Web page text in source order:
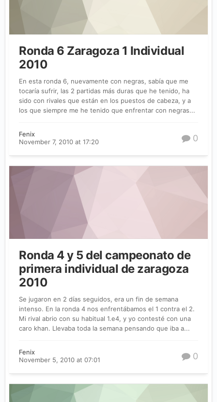
Ronda 6 Zaragoza 1 Individual
2010
En esta ronda 6, nuevamente con negras, sabía que me
tocaría sufrir, las 2 partidas más duras que he tenido, ha
sido con rivales que están en los puestos de cabeza, y a
los que siempre me he tenido que enfrentar con negras...
Fenix
November 7, 2010 at 17:20
0
Ronda 4 y 5 del campeonato de
primera individual de zaragoza
2010
Se jugaron en 2 días seguidos, era un fin de semana
intenso. En la ronda 4 nos enfrentábamos el 1 contra el 2.
Mi rival abrio con su habitual 1.e4, y yo contesté con una
caro khan. Llevaba toda la semana pensando que iba a...
Fenix
November 5, 2010 at 07:01
0